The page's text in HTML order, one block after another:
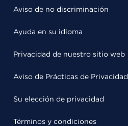
Aviso de no discriminación
Ayuda en su idioma
Privacidad de nuestro sitio web
Aviso de Prácticas de Privacidad
Su elección de privacidad
Términos y condiciones